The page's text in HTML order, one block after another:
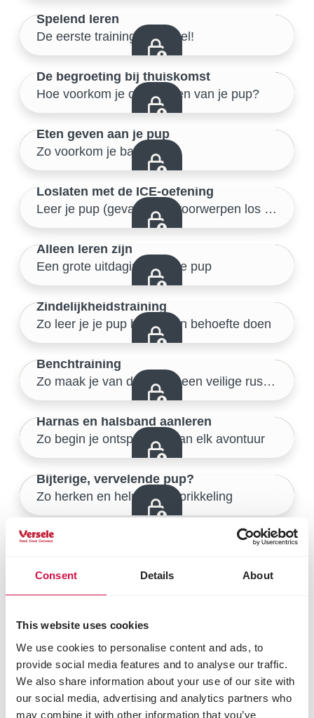
Consent Details About
This website uses cookies
We use cookies to personalise content and ads, to
provide social media features and to analyse our traffic.
We also share information about your use of our site with
our social media, advertising and analytics partners who
may combine it with other information that you’ve
Veilige start thuis
Spelend leren
De eerste training, een spel!
Veilige start thuis
De begroeting bij thuiskomst
Hoe voorkom je opspringen van je pup?
Veilige start thuis
Eten geven aan je pup
Zo voorkom je baknijd
Veilige start thuis
Loslaten met de ICE-oefening
Leer je pup (gevaarlijke) voorwerpen los te laten
Veilige start thuis
Alleen leren zijn
Een grote uitdaging voor je pup
Veilige start thuis
Zindelijkheidstraining
Zo leer je je pup buiten zijn behoefte doen
Veilige start thuis
Benchtraining
Zo maak je van de bench een veilige rustplek
Veilige start thuis
Harnas en halsband aanleren
Zo begin je ontspannen aan elk avontuur
Veilige start thuis
Bijterige, vervelende pup?
Zo herken en help je overprikkeling
Verzorgingstechnieken
Wachten en delen
Veilige start thuis
25/46
Checklist
Zijn jullie klaar om samen de wijde wereld te verkennen?
26/46
Leren omgaan met prikkels